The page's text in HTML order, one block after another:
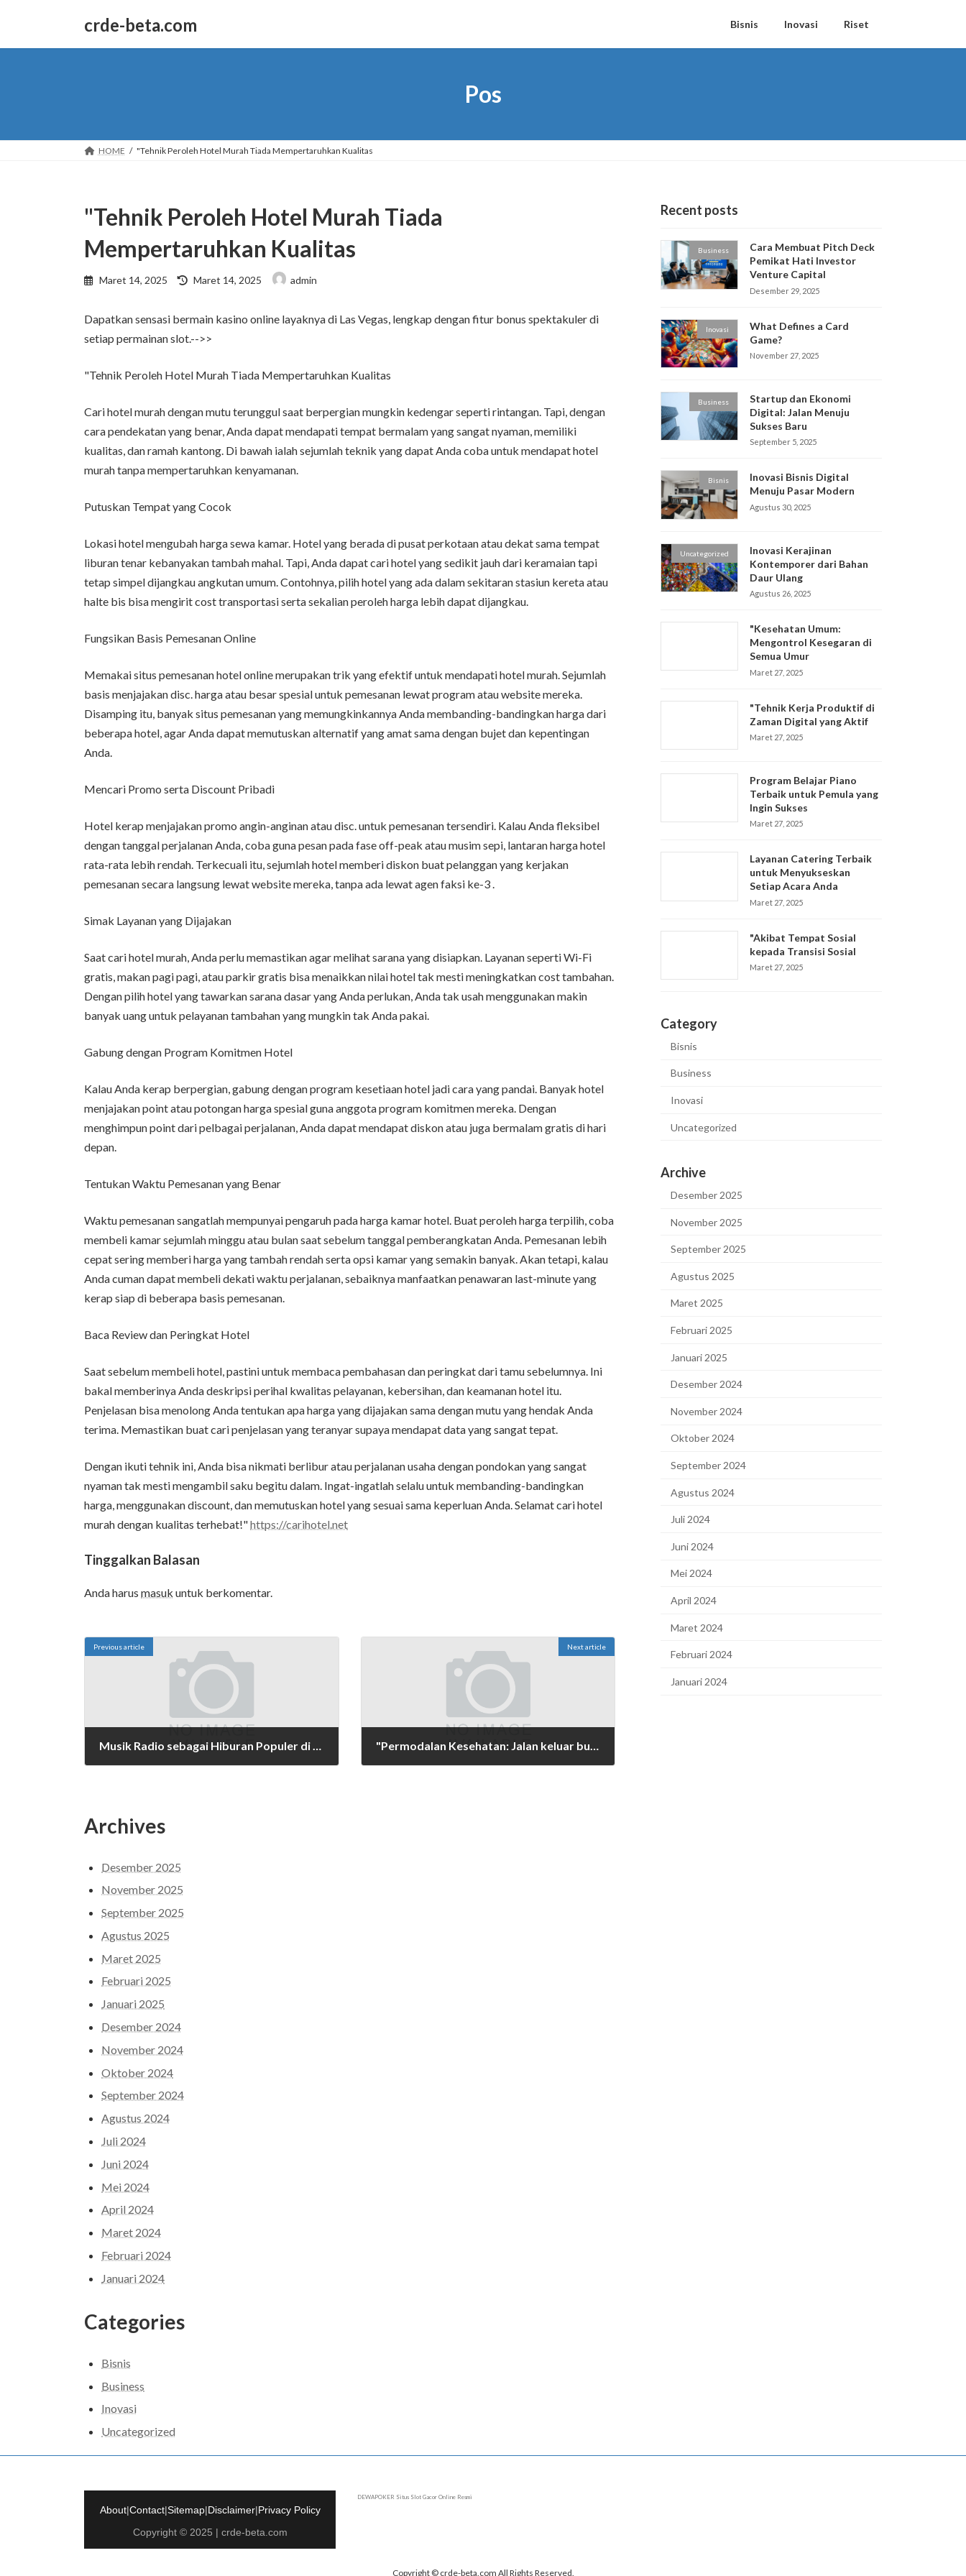
content
Navigation
crde-beta.com Bisnis Inovasi Riset
Pos
HOME "Tehnik Peroleh Hotel Murah Tiada Mempertaruhkan Kualitas
"Tehnik Peroleh Hotel Murah Tiada
Mempertaruhkan Kualitas
Maret 14, 2025
Last
updated
Maret 14, 2025 admin
Dapatkan sensasi bermain kasino online layaknya di Las Vegas, lengkap dengan fitur bonus spektakuler di
setiap permainan slot.-->>
"Tehnik Peroleh Hotel Murah Tiada Mempertaruhkan Kualitas
Cari hotel murah dengan mutu terunggul saat berpergian mungkin kedengar seperti rintangan. Tapi, dengan
cara pendekatan yang benar, Anda dapat mendapati tempat bermalam yang sangat nyaman, memiliki
kualitas, dan ramah kantong. Di bawah ialah sejumlah teknik yang dapat Anda coba untuk mendapat hotel
murah tanpa mempertaruhkan kenyamanan.
Putuskan Tempat yang Cocok
Lokasi hotel mengubah harga sewa kamar. Hotel yang berada di pusat perkotaan atau dekat sama tempat
liburan tenar kebanyakan tambah mahal. Tapi, Anda dapat cari hotel yang sedikit jauh dari keramaian tapi
tetap simpel dijangkau angkutan umum. Contohnya, pilih hotel yang ada dalam sekitaran stasiun kereta atau
halte bis bisa mengirit cost transportasi serta sekalian peroleh harga lebih dapat dijangkau.
Fungsikan Basis Pemesanan Online
Memakai situs pemesanan hotel online merupakan trik yang efektif untuk mendapati hotel murah. Sejumlah
basis menjajakan disc. harga atau besar spesial untuk pemesanan lewat program atau website mereka.
Disamping itu, banyak situs pemesanan yang memungkinkannya Anda membanding-bandingkan harga dari
beberapa hotel, agar Anda dapat memutuskan alternatif yang amat sama dengan bujet dan kepentingan
Anda.
Mencari Promo serta Discount Pribadi
Hotel kerap menjajakan promo angin-anginan atau disc. untuk pemesanan tersendiri. Kalau Anda fleksibel
dengan tanggal perjalanan Anda, coba guna pesan pada fase off-peak atau musim sepi, lantaran harga hotel
rata-rata lebih rendah. Terkecuali itu, sejumlah hotel memberi diskon buat pelanggan yang kerjakan
pemesanan secara langsung lewat website mereka, tanpa ada lewat agen faksi ke-3 .
Simak Layanan yang Dijajakan
Saat cari hotel murah, Anda perlu memastikan agar melihat sarana yang disiapkan. Layanan seperti Wi-Fi
gratis, makan pagi pagi, atau parkir gratis bisa menaikkan nilai hotel tak mesti meningkatkan cost tambahan.
Dengan pilih hotel yang tawarkan sarana dasar yang Anda perlukan, Anda tak usah menggunakan makin
banyak uang untuk pelayanan tambahan yang mungkin tak Anda pakai.
Gabung dengan Program Komitmen Hotel
Kalau Anda kerap berpergian, gabung dengan program kesetiaan hotel jadi cara yang pandai. Banyak hotel
menjajakan point atau potongan harga spesial guna anggota program komitmen mereka. Dengan
menghimpun point dari pelbagai perjalanan, Anda dapat mendapat diskon atau juga bermalam gratis di hari
depan.
Tentukan Waktu Pemesanan yang Benar
Waktu pemesanan sangatlah mempunyai pengaruh pada harga kamar hotel. Buat peroleh harga terpilih, coba
membeli kamar sejumlah minggu atau bulan saat sebelum tanggal pemberangkatan Anda. Pemesanan lebih
cepat sering memberi harga yang tambah rendah serta opsi kamar yang semakin banyak. Akan tetapi, kalau
Anda cuman dapat membeli dekati waktu perjalanan, sebaiknya manfaatkan penawaran last-minute yang
kerap siap di beberapa basis pemesanan.
Baca Review dan Peringkat Hotel
Saat sebelum membeli hotel, pastini untuk membaca pembahasan dan peringkat dari tamu sebelumnya. Ini
bakal memberinya Anda deskripsi perihal kwalitas pelayanan, kebersihan, dan keamanan hotel itu.
Penjelasan bisa menolong Anda tentukan apa harga yang dijajakan sama dengan mutu yang hendak Anda
terima. Memastikan buat cari penjelasan yang teranyar supaya mendapat data yang sangat tepat.
Dengan ikuti tehnik ini, Anda bisa nikmati berlibur atau perjalanan usaha dengan pondokan yang sangat
nyaman tak mesti mengambil saku begitu dalam. Ingat-ingatlah selalu untuk membanding-bandingkan
harga, menggunakan discount, dan memutuskan hotel yang sesuai sama keperluan Anda. Selamat cari hotel
murah dengan kualitas terhebat!"https://carihotel.net
Tinggalkan Balasan
Anda harus masuk untuk berkomentar.
Previous article
Musik Radio sebagai Hiburan Populer di Bali
Next article
"Permodalan Kesehatan: Jalan keluar buat Service Lebih Baik
Recent posts
Business
Cara Membuat Pitch Deck
Pemikat Hati Investor
Venture Capital
Desember 29, 2025
Inovasi
What Defines a Card
Game?
November 27, 2025
Business
Startup dan Ekonomi
Digital: Jalan Menuju
Sukses Baru
September 5, 2025
Bisnis
Inovasi Bisnis Digital
Menuju Pasar Modern
Agustus 30, 2025
Uncategorized
Inovasi Kerajinan
Kontemporer dari Bahan
Daur Ulang
Agustus 26, 2025
"Kesehatan Umum:
Mengontrol Kesegaran di
Semua Umur
Maret 27, 2025
"Tehnik Kerja Produktif di
Zaman Digital yang Aktif
Maret 27, 2025
Program Belajar Piano
Terbaik untuk Pemula yang
Ingin Sukses
Maret 27, 2025
Layanan Catering Terbaik
untuk Menyukseskan
Setiap Acara Anda
Maret 27, 2025
"Akibat Tempat Sosial
kepada Transisi Sosial
Maret 27, 2025
Category
Bisnis
Business
Inovasi
Uncategorized
Archive
Desember 2025
November 2025
September 2025
Agustus 2025
Maret 2025
Februari 2025
Januari 2025
Desember 2024
November 2024
Oktober 2024
September 2024
Agustus 2024
Juli 2024
Juni 2024
Mei 2024
April 2024
Maret 2024
Februari 2024
Januari 2024
Archives
Desember 2025
November 2025
September 2025
Agustus 2025
Maret 2025
Februari 2025
Januari 2025
Desember 2024
November 2024
Oktober 2024
September 2024
Agustus 2024
Juli 2024
Juni 2024
Mei 2024
April 2024
Maret 2024
Februari 2024
Januari 2024
Categories
Bisnis
Business
Inovasi
Uncategorized
About|Contact|Sitemap|Disclaimer|Privacy Policy
Copyright © 2025 | crde-beta.com
DEWAPOKER Situs Slot Gacor Online Resmi
Copyright © crde-beta.com All Rights Reserved.